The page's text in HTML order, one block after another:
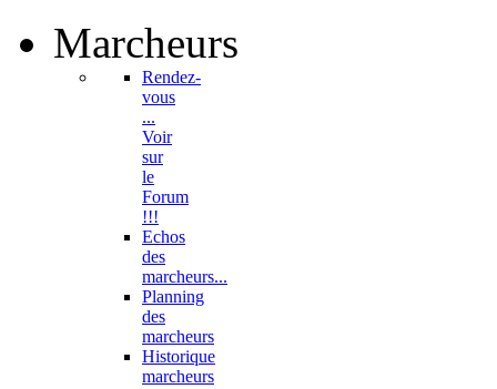
Marcheurs
Rendez-
vous
...
Voir
sur
le
Forum
!!!
Echos
des
marcheurs...
Planning
des
marcheurs
Historique
marcheurs